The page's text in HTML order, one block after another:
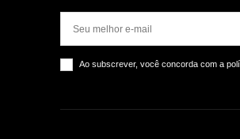
Ao subscrever, você concorda com a